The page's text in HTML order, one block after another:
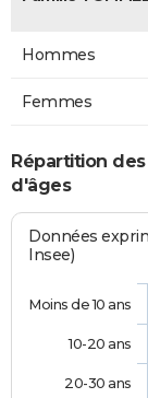
Hommes
Femmes
Répartition
d'âges
Données
Insee)
Moins de 10 ans
10-20 ans
20-30 ans